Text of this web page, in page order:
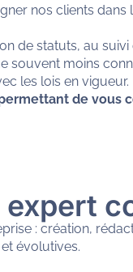
nos clients
de statuts, au
souvent moins
les lois en vigueur.
de
: création,
évolutives.